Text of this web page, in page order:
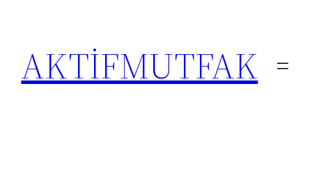
AKTİFMUTFAK